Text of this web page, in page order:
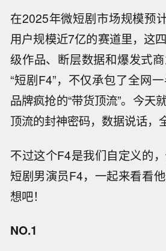
在2025年微短剧市场规模预
用户规模近7亿的赛道里，这
级作品、断层数据和爆发式
“短剧F4”，不仅承包了全网
品牌疯抢的“带货顶流”。今天
顶流的封神密码，数据说话，
不过这个F4是我们自定义的
短剧男演员F4，一起来看看
想吧！
NO.1